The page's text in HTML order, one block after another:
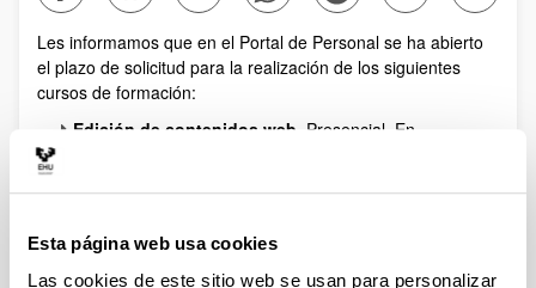
Esta página web usa cookies
Las cookies de este sitio web se usan para personalizar
Les informamos que en el Portal de Personal se ha abierto
el plazo de solicitud para la realización de los siguientes
cursos de formación:
Edición de contenidos web . Presencial. En
Donostia, Leioa y Vitoria-Gasteiz. En Euskera y
castellano.